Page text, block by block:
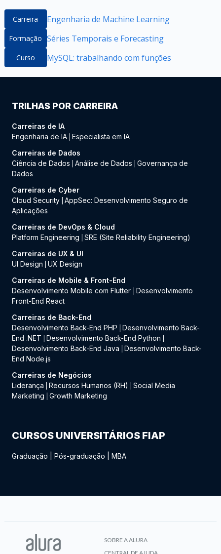
Carreira Engenharia de Machine Learning
Formação Séries Temporais e Forecasting
Curso MySQL: trabalhando com funções
TRILHAS POR CARREIRA
Carreiras de IA
Engenharia de IA Especialista em IA
Carreiras de Dados
Ciência de Dados
Análise de Dados
Governança de
Dados
Carreiras de Cyber
Cloud Security AppSec: Desenvolvimento Seguro de
Aplicações
Carreiras de DevOps & Cloud
Platform Engineering
SRE (Site Reliability Engineering)
Carreiras de UX & UI
UI Design
UX Design
Carreiras de Mobile & Front-End
Desenvolvimento Mobile com Flutter
Desenvolvimento
Front-End React
Carreiras de Back-End
Desenvolvimento Back-End PHP
Desenvolvimento Back-
End .NET
Desenvolvimento Back-End Python
Desenvolvimento Back-End Java
Desenvolvimento Back-
End Node.js
Carreiras de Negócios
Liderança
Recursos Humanos (RH)
Social Media
Marketing
Growth Marketing
CURSOS UNIVERSITÁRIOS FIAP
Graduação Pós-graduação MBA
SOBRE A ALURA